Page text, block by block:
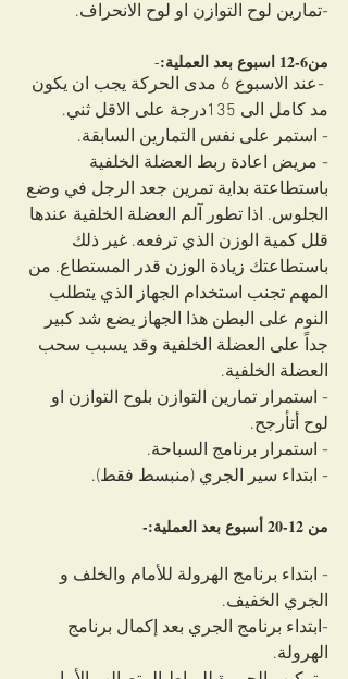
-تمارين لوح التوازن او لوح الانحراف.
من6-12 اسبوع بعد العملية: -
-عند الاسبوع 6 مدى الحركة يجب ان يكون
مد كامل الى 135درجة على الاقل ثني.
- استمر على نفس التمارين السابقة.
- مريض اعادة ربط العضلة الخلفية
باستطاعتة بداية تمرين جعد الرجل في وضع
الجلوس. اذا تطور آلم العضلة الخلفية عندها
قلل كمية الوزن الذي ترفعه. غير ذلك
باستطاعتك زيادة الوزن قدر المستطاع. من
المهم تجنب استخدام الجهاز الذي يتطلب
النوم على البطن هذا الجهاز يضع شد كبير
جداً على العضلة الخلفية وقد يسبب سحب
العضلة الخلفية.
- استمرار تمارين التوازن بلوح التوازن او
لوح أتأرجح.
- استمرار برنامج السباحة.
- ابتداء سير الجري (منبسط فقط).
من 12-20 أسبوع بعد العملية:-
- ابتداء برنامج الهرولة للأمام والخلف و
الجري الخفيف.
-ابتداء برنامج الجري بعد إكمال برنامج
الهرولة.